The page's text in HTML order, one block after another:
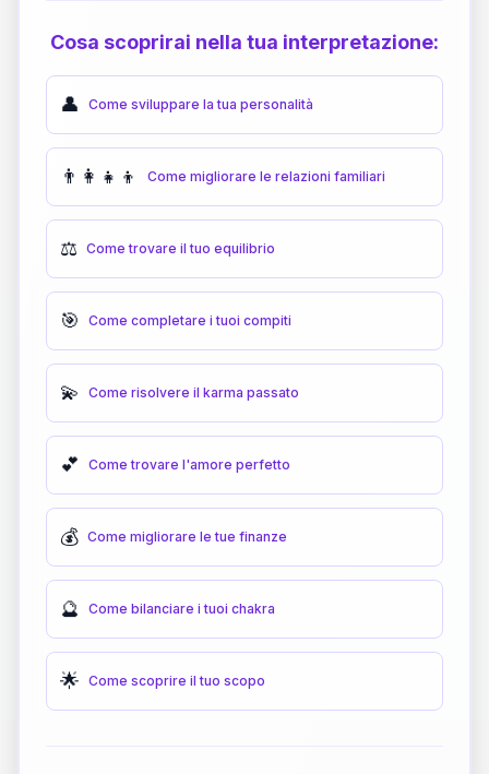
Cosa scoprirai nella tua interpretazione:
👤 Come sviluppare la tua personalità
👨‍👩‍👧‍👦 Come migliorare le relazioni familiari
⚖️ Come trovare il tuo equilibrio
🎯 Come completare i tuoi compiti
💫 Come risolvere il karma passato
💕 Come trovare l'amore perfetto
💰 Come migliorare le tue finanze
🔮 Come bilanciare i tuoi chakra
🌟 Come scoprire il tuo scopo